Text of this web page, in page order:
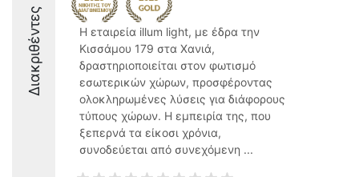
Διακριθέντες
Η εταιρεία illum light, με έδρα την
Κισσάμου 179 στα Χανιά,
δραστηριοποιείται στον φωτισμό
εσωτερικών χώρων, προσφέροντας
ολοκληρωμένες λύσεις για διάφορους
τύπους χώρων. Η εμπειρία της, που
ξεπερνά τα είκοσι χρόνια,
συνοδεύεται από συνεχόμενη ...